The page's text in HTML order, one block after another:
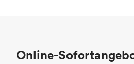
Online-